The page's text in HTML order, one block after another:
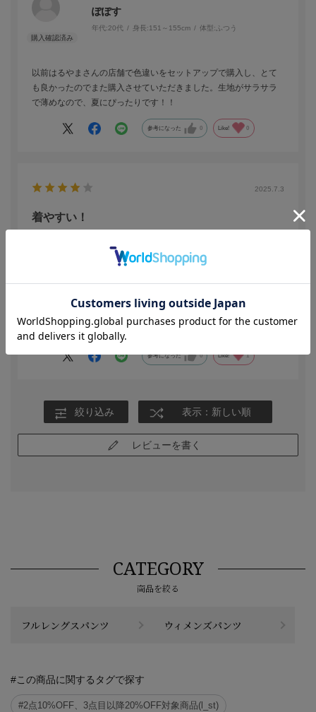
ぽぽす
年代:20代 身長:151～155cm 体型:ふつう
以前はるやまさんの店舗で色違いをセットアップで購入し、とて
も良かったのでまた購入させていただきました。生地がサラサラ
で薄めなので、夏にぴったりです！！
参考になった 0 Like! 0
2025.7.3
着やすい！
ひかるん
軽くて涼しくて着やすい！
参考になった 0 Like! 1
絞り込み 表示：新しい順
レビューを書く
CATEGORY
商品を絞る
フルレングスパンツ ウィメンズパンツ
#この商品に関するタグで探す
#2点10%OFF、3点目以降20%OFF対象商品(l_st)